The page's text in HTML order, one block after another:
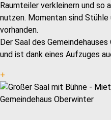
Raumteiler verkleinern und so
nutzen. Momentan sind
vorhanden.
Der Saal des
und ist dank eines Aufzuges
+